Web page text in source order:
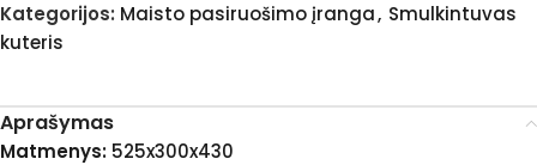
Kategorijos: Maisto pasiruošimo įranga, Smulkintuvas
kuteris
Aprašymas
Matmenys: 525x300x430